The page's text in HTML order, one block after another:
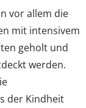
vor allem die
mit intensivem
geholt und
werden.
der Kindheit